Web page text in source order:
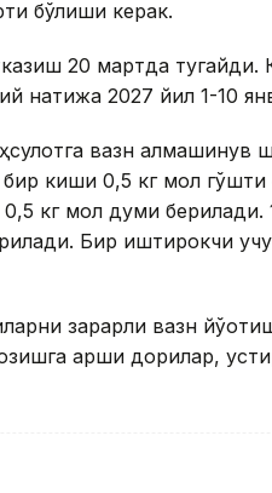
бўлиши керак.
20 мартда тугайди.
натижа 2027 йил 1-10
вазн алмашинув
бир киши 0,5 кг мол
кг мол думи берилади.
Бир иштирокчи
зарарли вазн
қарши дорилар,